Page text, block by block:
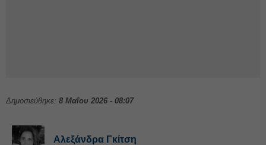
Δημοσιεύθηκε: 8 Μαΐου 2026 - 08:07
Αλεξάνδρα Γκίτση